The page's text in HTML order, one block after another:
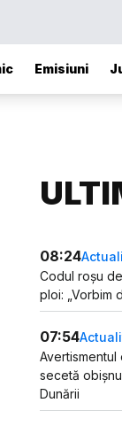
Emisiuni
08:24
Codul roșu
ploi: „Vorbim
07:54
secetă
Dunării